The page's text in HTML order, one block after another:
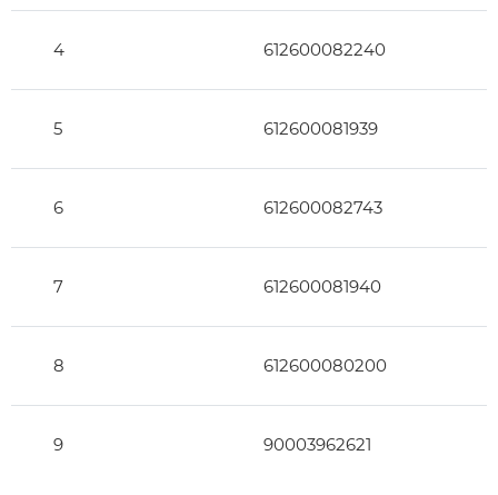
4 612600082240
5 612600081939
6 612600082743
7 612600081940
8 612600080200
9 90003962621